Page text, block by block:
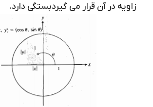
زاویه در آن قرار می گیردبستگی دارد.